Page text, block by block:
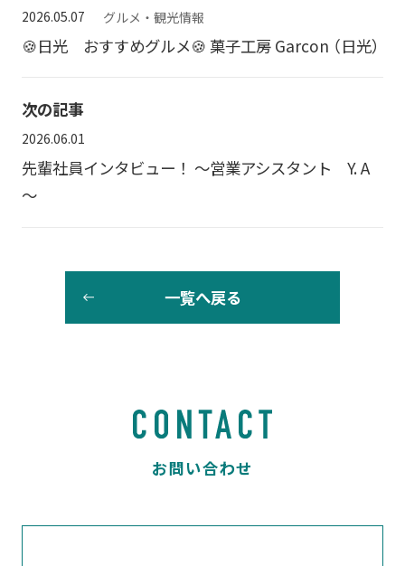
2026.05.07 グルメ・観光情報
🍪日光 おすすめグルメ🍪 菓子工房 Garcon （日光）
次の記事
2026.06.01
先輩社員インタビュー！ ～営業アシスタント Y. A
～
一覧へ戻る